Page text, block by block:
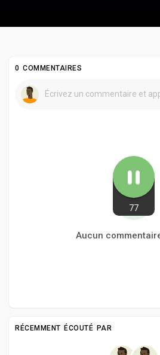
77
0 COMMENTAIRES
Aucun
RÉCEMMENT ÉCOUTÉ PAR